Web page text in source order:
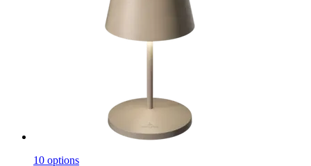
10 options